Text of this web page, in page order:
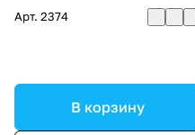
Арт. 2374
В корзину